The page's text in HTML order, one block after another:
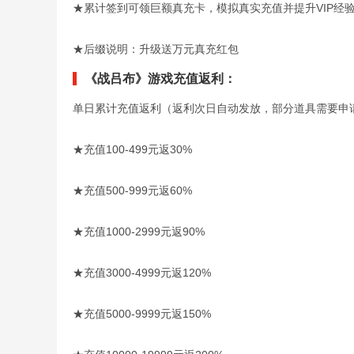
★累计签到可领巨额真充卡，模拟真实充值并提升VIP经
★后缀说明：升级送万元真充红包
《战吕布》游戏充值返利：
单日累计充值返利（返利次日自动发放，部分道具需要申
★充值100-499元返30%
★充值500-999元返60%
★充值1000-2999元返90%
★充值3000-4999元返120%
★充值5000-9999元返150%